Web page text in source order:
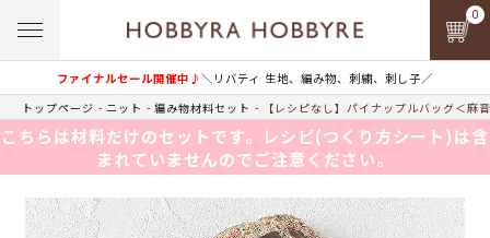
ファイナルセール開催中♪＼リバティ 生地、編み物、刺繍、刺し子／
0
トップページ ニット 編み物材料セット 【レシピなし】パイナップルバッグ＜麻
こちらは材料だけのセットです。レシピ(つくり方シート)は含
まれていませんのでご注意ください。